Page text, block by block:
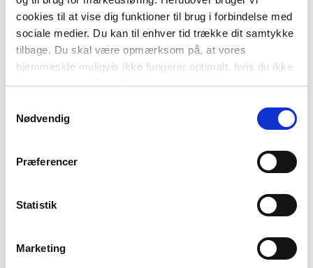
cookies til at vise dig funktioner til brug i forbindelse med
sociale medier. Du kan til enhver tid trække dit samtykke
tilbage. Du skal være opmærksom på, at vores
hjemmeside muligvis ikke fungerer optimalt, hvis du ikke
accepterer cookies eller tilbagetrækker et samtykke.
Nødvendig
Præferencer
Statistik
Marketing
ISBN
9788723563750
- +
143,00 kr.